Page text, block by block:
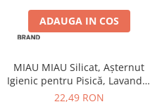
Semi-umede
Proteice
Îngrijire Pisici
Așternut Igienic Pisici
Igienă Pisici
ADAUGA IN COS
MIAU MIAU Silicat, Așternut
Igienic pentru Pisică, Lavandă,
3.8L
22,49 RON